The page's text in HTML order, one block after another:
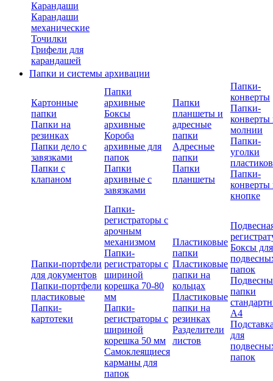
Карандаши
Карандаши
механические
Точилки
Грифели для
карандашей
Папки и системы архивации
Картонные
папки
Папки на
резинках
Папки дело с
завязками
Папки с
клапаном
Папки
архивные
Боксы
архивные
Короба
архивные для
папок
Папки
архивные с
завязками
Папки
планшеты и
адресные
папки
Адресные
папки
Папки
планшеты
Папки-
конверты
Папки-
конверты
молнии
Папки-
уголки
Папки-
конверты
кнопке
Папки-портфели
для документов
Папки-портфели
пластиковые
Папки-
картотеки
Папки-
регистраторы с
арочным
механизмом
Папки-
регистраторы с
шириной
корешка 70-80
мм
Папки-
регистраторы с
шириной
корешка 50 мм
Самоклеящиеся
карманы для
папок
Пластиковые
папки
Пластиковые
папки на
кольцах
Пластиковые
папки на
резинках
Разделители
листов
Боксы для
папок
папки
А4
для
папок